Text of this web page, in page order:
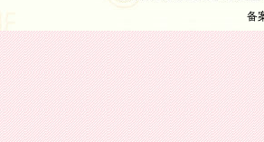
备